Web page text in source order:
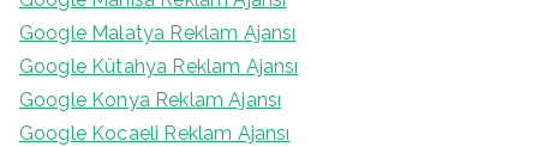
Google Malatya Reklam Ajansı
Google Kütahya Reklam Ajansı
Google Konya Reklam Ajansı
Google Kocaeli Reklam Ajansı